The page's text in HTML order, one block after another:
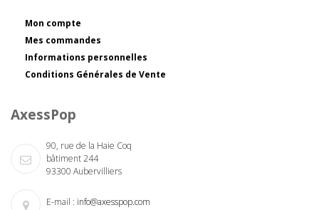
Mon compte
Mes commandes
Informations personnelles
Conditions Générales de Vente
AxessPop
90, rue de la Haie Coq
bâtiment 244
93300 Aubervilliers
E-mail : info@axesspop.com